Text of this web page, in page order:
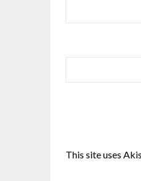
This site uses